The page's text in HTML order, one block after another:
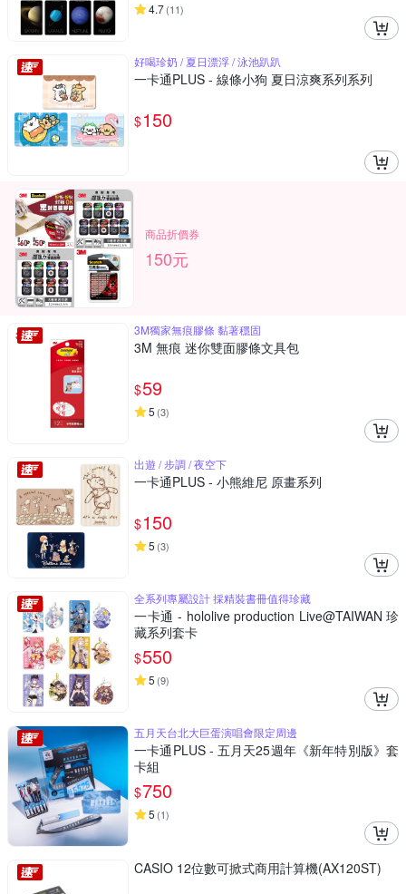
4.7(11)
好喝珍奶 / 夏日漂浮 / 泳池趴趴
一卡通PLUS - 線條小狗 夏日涼爽系列系列
$150
商品折價券
150元
3M獨家無痕膠條 黏著穩固
3M 無痕 迷你雙面膠條文具包
$59
5 (3)
出遊 / 步調 / 夜空下
一卡通PLUS - 小熊維尼 原畫系列
$150
5 (3)
全系列專屬設計 採精裝書冊值得珍藏
一卡通 - hololive production Live@TAIWAN 珍
藏系列套卡
$550
5 (9)
五月天台北大巨蛋演唱會限定周邊
一卡通PLUS - 五月天25週年《新年特別版》套
卡組
$750
5 (1)
CASIO 12位數可掀式商用計算機(AX120ST)